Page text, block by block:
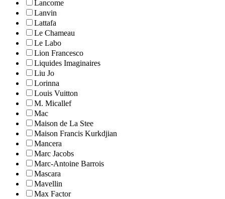
Lancome
Lanvin
Lattafa
Le Chameau
Le Labo
Lion Francesco
Liquides Imaginaires
Liu Jo
Lorinna
Louis Vuitton
M. Micallef
Mac
Maison de La Stee
Maison Francis Kurkdjian
Mancera
Marc Jacobs
Marc-Antoine Barrois
Mascara
Mavellin
Max Factor